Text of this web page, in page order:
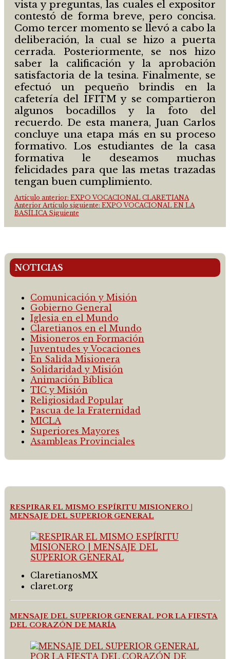
vista y preguntas, las cuales el expositor
contestó de forma breve, pero concisa.
Como tercer momento se llevó a cabo la
deliberación, la cual se hizo a puerta
cerrada. Posteriormente, se nos hizo
saber la calificación y la aprobación
satisfactoria de la tesina. Finalmente, se
efectuó un pequeño brindis en la
cafetería del IFITM y se compartieron
algunos bocadillos y la foto del
recuerdo. De esta manera, Juan Carlos
concluye una etapa más en su proceso
formativo. Los estudiantes de la casa
formativa le deseamos muchas
felicidades para que las metas trazadas
tengan buen cumplimiento.
Artículo anterior: EXPO VOCACIONAL CLARETIANA
Anterior Artículo siguiente: EXPO VOCACIONAL EN LA
BASÍLICA Siguiente
NOTICIAS
Comunicación y Misión
Gobierno General
Iglesia en el Mundo
Claretianos en el Mundo
Misioneros en Formación
Juventudes y Vocaciones
En Salida Misionera
Solidaridad y Misión
Animación Bíblica
TIC y Misión
Religiosidad Popular
Pascua de la Fraternidad
MICLA
Superiores Mayores
Asambleas Provinciales
RESPIRAR EL MISMO ESPÍRITU MISIONERO |
MENSAJE DEL SUPERIOR GENERAL
ClaretianosMX
claret.org
MENSAJE DEL SUPERIOR GENERAL POR LA FIESTA
DEL CORAZÓN DE MARÍA